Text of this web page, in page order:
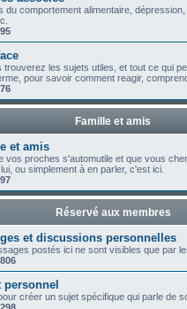
du comportement alimentaire,
95
trouverez les sujets utiles, et tout ce qui
pour savoir comment reagir,
76
Famille et amis
et amis
vos proches s'automutile et que vous
ou simplement à en parler, c'est ici.
97
Réservé aux membres
et discussions personnelles
postés ici ne sont visibles que par
806
personnel
créer un sujet spécifique qui parle de